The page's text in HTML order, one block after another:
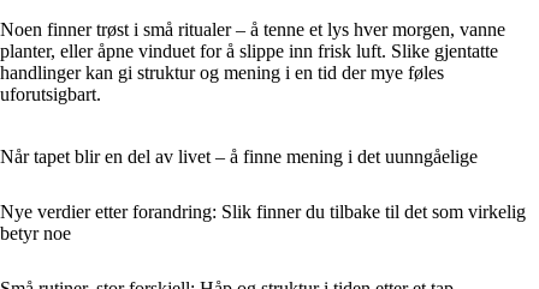
Noen finner trøst i små ritualer – å tenne et lys hver morgen, vanne
planter, eller åpne vinduet for å slippe inn frisk luft. Slike gjentatte
handlinger kan gi struktur og mening i en tid der mye føles
uforutsigbart.
Når tapet blir en del av livet – å finne mening i det uunngåelige
Nye verdier etter forandring: Slik finner du tilbake til det som virkelig
betyr noe